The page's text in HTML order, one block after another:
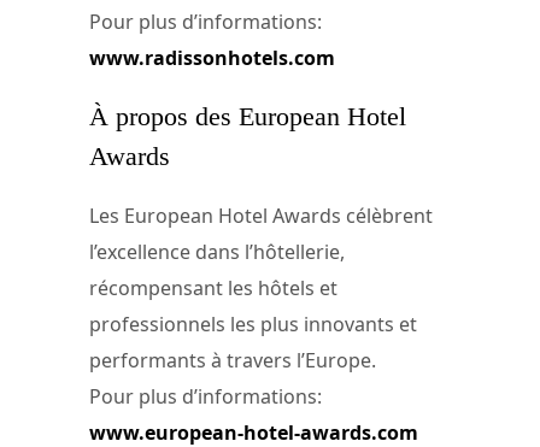
Pour plus d’informations:
www.radissonhotels.com
À propos des European Hotel
Awards
Les European Hotel Awards célèbrent
l’excellence dans l’hôtellerie,
récompensant les hôtels et
professionnels les plus innovants et
performants à travers l’Europe.
Pour plus d’informations:
www.european-hotel-awards.com